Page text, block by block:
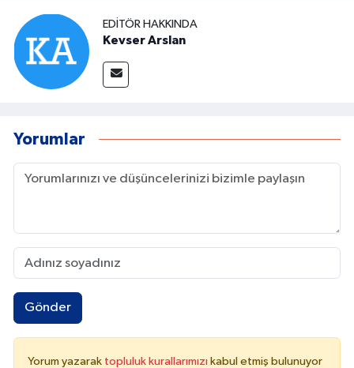
EDITÖR HAKKINDA
Kevser Arslan
Yorumlar
Gönder
Yorum yazarak topluluk kurallarımızı kabul etmiş bulunuyor